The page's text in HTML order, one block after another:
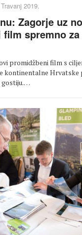
2019.
Zagorje uz
film spremno
promidžbeni film s
kontinentalne Hrvatske
gostiju.…